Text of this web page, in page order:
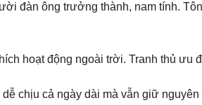
đàn ông trưởng thành, nam tính.
hoạt động ngoài trời. Tranh thủ ưu
chịu cả ngày dài mà vẫn giữ